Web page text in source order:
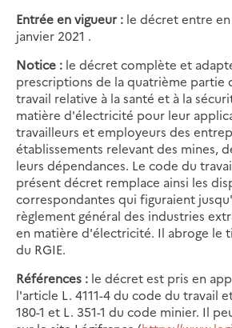
Entrée en vigueur : le décret entre
janvier 2021 .
Notice : le décret complète et
prescriptions de la quatrième partie
travail relative à la santé et à la
matière d'électricité pour leur
travailleurs et employeurs des
établissements relevant des mines,
leurs dépendances. Le code du
présent décret remplace ainsi les
correspondantes qui figuraient
règlement général des industries
en matière d'électricité. Il abroge le
du RGIE.
Références : le décret est pris en
l'article L. 4111-4 du code du travail
180-1 et L. 351-1 du code minier. Il